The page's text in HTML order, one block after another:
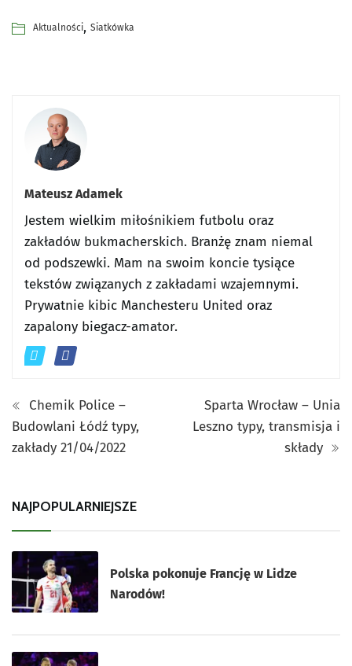
Aktualności, Siatkówka
Mateusz Adamek
Jestem wielkim miłośnikiem futbolu oraz
zakładów bukmacherskich. Branżę znam niemal
od podszewki. Mam na swoim koncie tysiące
tekstów związanych z zakładami wzajemnymi.
Prywatnie kibic Manchesteru United oraz
zapalony biegacz-amator.
Chemik Police –
Budowlani Łódź typy,
zakłady 21/04/2022
Sparta Wrocław – Unia
Leszno typy, transmisja i
składy
NAJPOPULARNIEJSZE
Polska pokonuje Francję w Lidze
Narodów!